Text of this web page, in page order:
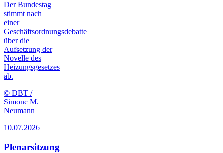
Der Bundestag
stimmt nach
einer
Geschäftsordnungsdebatte
über die
Aufsetzung der
Novelle des
Heizungsgesetzes
ab.
© DBT /
Simone M.
Neumann
10.07.2026
Plenarsitzung